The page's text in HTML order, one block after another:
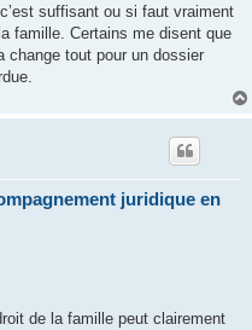
suffisant ou si faut vraiment
famille. Certains me disent que
change tout pour un dossier
juridique en
de la famille peut clairement